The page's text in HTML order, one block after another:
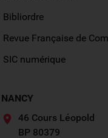
Bibliordre
Revue Française de
SIC numérique
NANCY
46 Cours Léopold
BP 80379